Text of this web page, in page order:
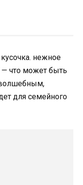
нежное
— что может быть
волшебным,
для семейного